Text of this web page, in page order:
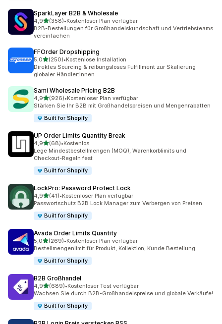
SparkLayer B2B & Wholesale
4,9von 5 Sternen
(358)
358 Rezensionen insgesamt
•Kostenloser Plan verfügbar
B2B-Bestellungen für Großhandelskundschaft und Vertriebsteams
vereinfachen
FFOrder Dropshipping
5,0von 5 Sternen
(250)
250 Rezensionen insgesamt
•Kostenlose Installation
Direktes Sourcing & reibungsloses Fulfillment zur Skalierung
globaler Händler:innen
Sami Wholesale Pricing B2B
4,9von 5 Sternen
(926)
926 Rezensionen insgesamt
•Kostenloser Plan verfügbar
Stärken Sie Ihr B2B mit Großhandelspreisen und Mengenrabatten
Built for Shopify
UP Order Limits Quantity Break
4,9von 5 Sternen
(68)
68 Rezensionen insgesamt
•Kostenlos
Lege Mindestbestellmengen (MOQ), Warenkorblimits und
Checkout-Regeln fest
Built for Shopify
LockPro: Password Protect Lock
4,9von 5 Sternen
(41)
41 Rezensionen insgesamt
•Kostenloser Plan verfügbar
Passwortschutz B2B Lock Manager zum Verbergen von Preisen
Built for Shopify
Avada Order Limits Quantity
5,0von 5 Sternen
(269)
269 Rezensionen insgesamt
•Kostenloser Plan verfügbar
Bestellmengenlimit für Produkt, Kollektion, Kunde Bestellung
Built for Shopify
B2B Großhandel
4,9von 5 Sternen
(689)
689 Rezensionen insgesamt
•Kostenloser Test verfügbar
Wachsen Sie durch B2B-Großhandelspreise und globale Verkäufe!
Built for Shopify